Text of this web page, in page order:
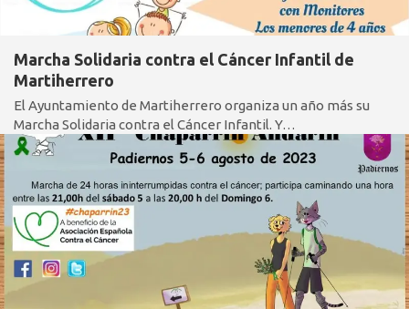
Marcha Solidaria contra el Cáncer Infantil de
Martiherrero
El Ayuntamiento de Martiherrero organiza un año más su
Marcha Solidaria contra el Cáncer Infantil. Y…